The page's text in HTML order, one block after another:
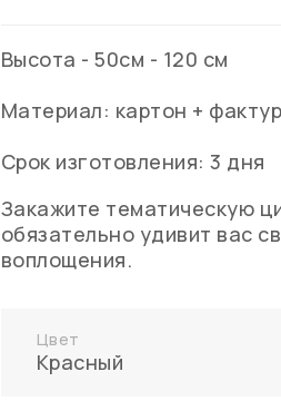
Высота - 50см - 120 см
Материал: картон +
Срок изготовления: 3 дня
Закажите тематическую
обязательно удивит вас
воплощения.
Цвет
Красный